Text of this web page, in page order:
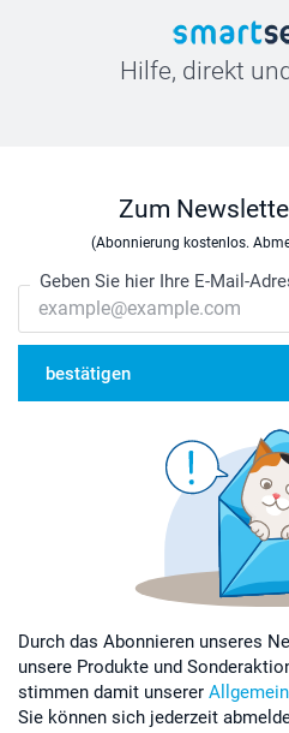
Hilfe, direkt
Zum
(Abonnierung kostenlos.
Geben Sie hier Ihre E-Mail-
bestätigen
Durch das Abonnieren unseres
unsere Produkte und
stimmen damit unserer
Sie können sich jederzeit